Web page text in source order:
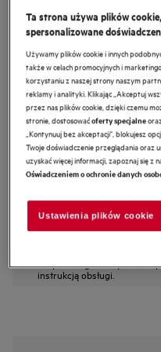
IAE84851FB
Płyta
SLIM-FIT 80 cm
4.6 (126)
Cechy
Możliwość połączenia do
FlexiBridge®
Hob2Hood® dostosowuje moc
Indywidualne zegary strefowe:
Instrukcje bezpieczeństwa i
bezpieczeństwa zgodnie z
bezpiecznego korzystania z
instrukcją obsługi.
Ta strona używa plików
spersonalizowane
Używamy plików cookie i innych
także w celach promocyjnych i
korzystaniu z naszej strony naszym
reklamy i analityki. Klikając „Akceptuj
przez nas plików cookie, dzięki czemu
stronie, dostosowaćoferty specjalne
„Kontynuuj bez akceptacji", blokujesz
Twoje doświadczenie przeglądania oraz
uzyskać więcej informacji, zapoznaj się z
Oświadczeniem o ochronie danych
Ustawienia plików cookie